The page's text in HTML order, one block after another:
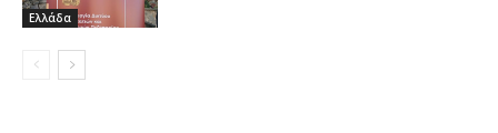
Ελλάδα